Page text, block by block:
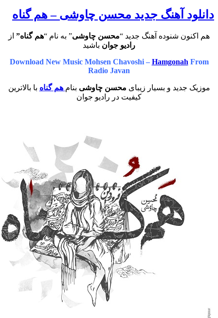
آهنگ جدید محسن چاوشی – هم گناه
شنوده آهنگ جدید “محسن چاوشی” به نام “هم گناه”از
رادیو جوان باشید
Download New Music Mohsen Chavoshi –Hamgonah
Radio Javan
و بسیار زیبایمحسن چاوشیبنامهم گناهبا بالاترین
کیفیت در رادیو جوان